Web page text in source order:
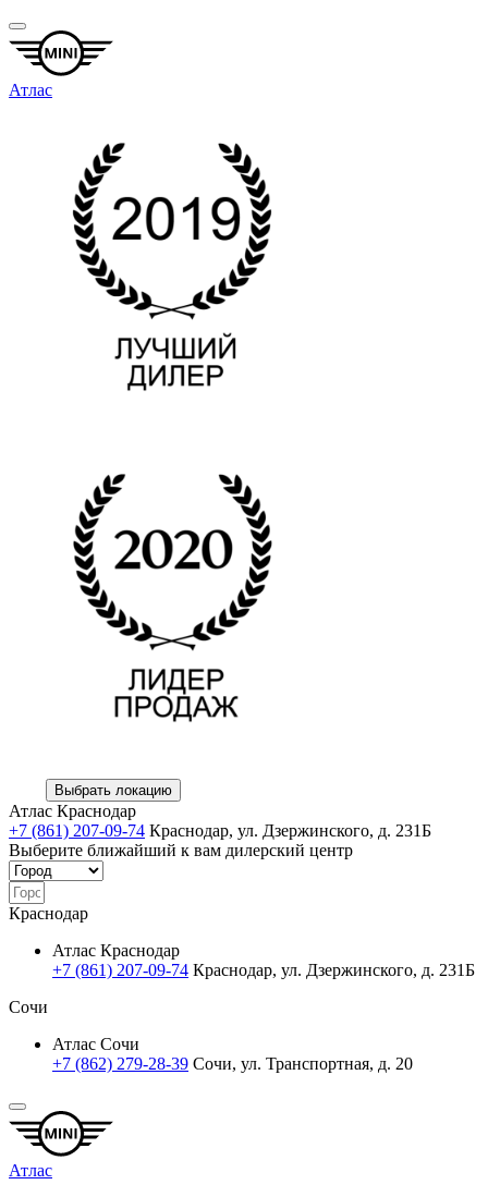
Атлас
Выбрать локацию
Атлас Краснодар
+7 (861) 207-09-74 Краснодар, ул. Дзержинского, д. 231Б
Выберите ближайший к вам дилерский центр
Краснодар
Атлас Краснодар
+7 (861) 207-09-74 Краснодар, ул. Дзержинского, д. 231Б
Сочи
Атлас Сочи
+7 (862) 279-28-39 Сочи, ул. Транспортная, д. 20
Атлас